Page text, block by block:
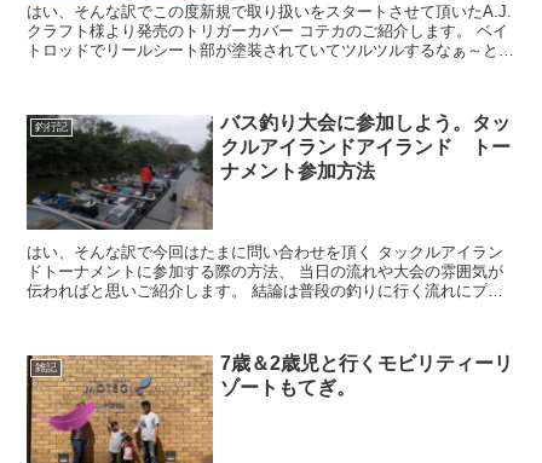
はい、そんな訳でこの度新規で取り扱いをスタートさせて頂いたA.J.
クラフト様より発売のトリガーカバー コテカのご紹介します。 ベイ
トロッドでリールシート部が塗装されていてツルツルするなぁ～とか
釣行記
バス釣り大会に参加しよう。タッ
クルアイランドアイランド トー
ナメント参加方法
はい、そんな訳で今回はたまに問い合わせを頂く タックルアイラン
ドトーナメントに参加する際の方法、 当日の流れや大会の雰囲気が
伝わればと思いご紹介します。 結論は普段の釣りに行く流れにプラ
雑記
7歳＆2歳児と行くモビリティーリ
ゾートもてぎ。